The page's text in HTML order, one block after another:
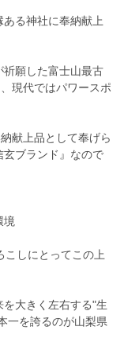
る神社に奉納献上
願した富士山最古
現代ではパワースポ
献上品として奉げら
ブランド』なので
境
こしにとってこの上
大きく左右する"生
一を誇るのが山梨県